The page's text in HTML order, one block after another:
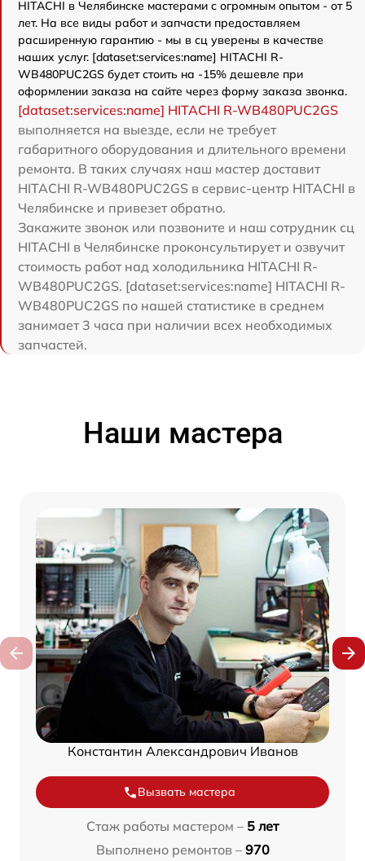
HITACHI в Челябинске мастерами с огромным опытом - от 5
лет. На все виды работ и запчасти предоставляем
расширенную гарантию - мы в сц уверены в качестве
наших услуг. [dataset:services:name] HITACHI R-
WB480PUC2GS будет стоить на -15% дешевле при
оформлении заказа на сайте через форму заказа звонка.
[dataset:services:name] HITACHI R-WB480PUC2GS
выполняется на выезде, если не требует
габаритного оборудования и длительного времени
ремонта. В таких случаях наш мастер доставит
HITACHI R-WB480PUC2GS в сервис-центр HITACHI в
Челябинске и привезет обратно.
Закажите звонок или позвоните и наш сотрудник сц
HITACHI в Челябинске проконсультирует и озвучит
стоимость работ над холодильника HITACHI R-
WB480PUC2GS. [dataset:services:name] HITACHI R-
WB480PUC2GS по нашей статистике в среднем
занимает 3 часа при наличии всех необходимых
запчастей.
Наши мастера
Константин Александрович Иванов
Вызвать мастера
Стаж работы мастером – 5 лет
Выполнено ремонтов – 970